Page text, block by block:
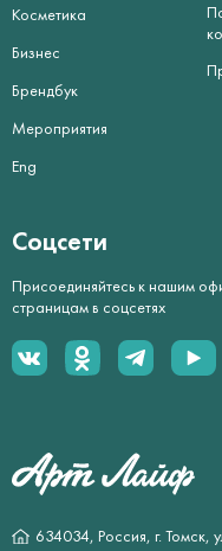
634034, Россия, г.
Косметика
Бизнес
Брендбук
Мероприятия
Eng
Соцсети
Присоединяйтесь к нашим
страницам в соцсетях